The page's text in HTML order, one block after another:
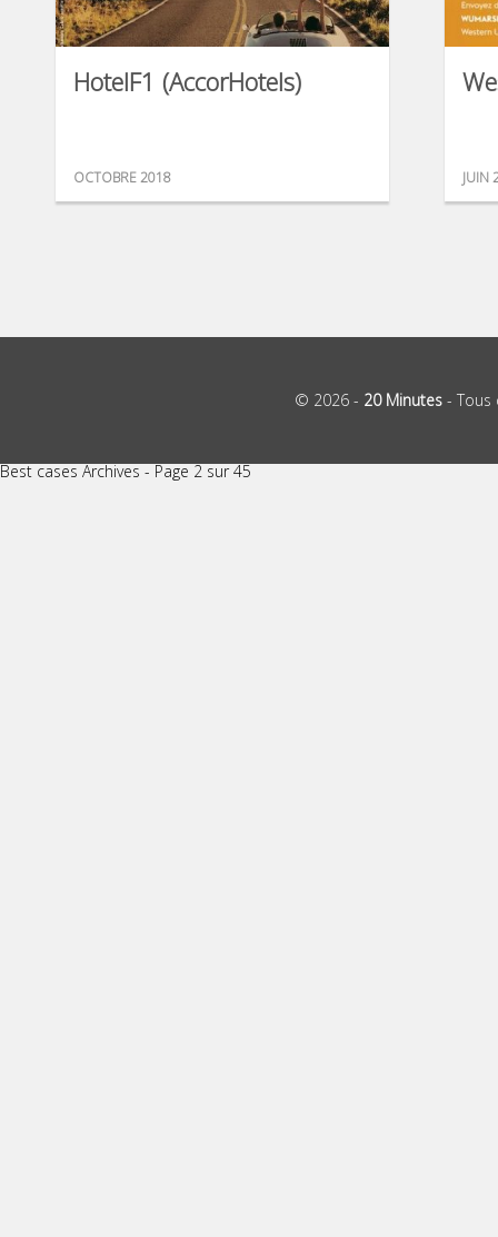
HotelF1 (AccorHotels)
OCTOBRE 2018 JUIN
© 2026 - 20 Minutes -
Best cases Archives - Page 2 sur 45